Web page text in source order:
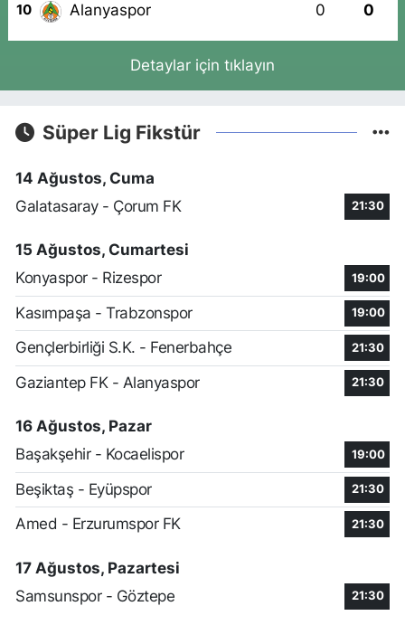
10 Alanyaspor 0 0
Detaylar için tıklayın
Süper Lig Fikstür
14 Ağustos, Cuma
Galatasaray - Çorum FK
21:30
15 Ağustos, Cumartesi
Konyaspor - Rizespor
19:00
Kasımpaşa - Trabzonspor 19:00
Gençlerbirliği S.K. - Fenerbahçe 21:30
Gaziantep FK - Alanyaspor 21:30
16 Ağustos, Pazar
Başakşehir - Kocaelispor
19:00
Beşiktaş - Eyüpspor 21:30
Amed - Erzurumspor FK 21:30
17 Ağustos, Pazartesi
Samsunspor - Göztepe
21:30